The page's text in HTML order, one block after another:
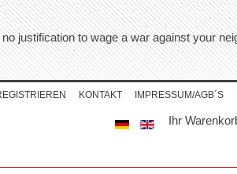
justification to wage a war against your
KONTAKT IMPRESSUM/AGB´S
Ihr